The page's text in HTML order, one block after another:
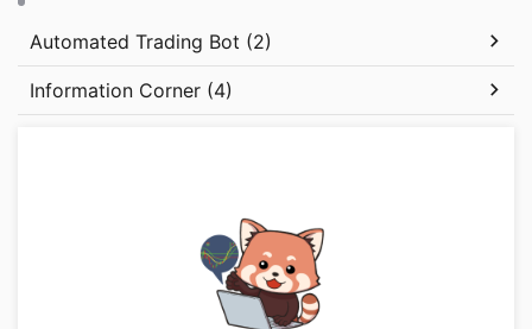
Automated Trading Bot (2)
Information Corner (4)